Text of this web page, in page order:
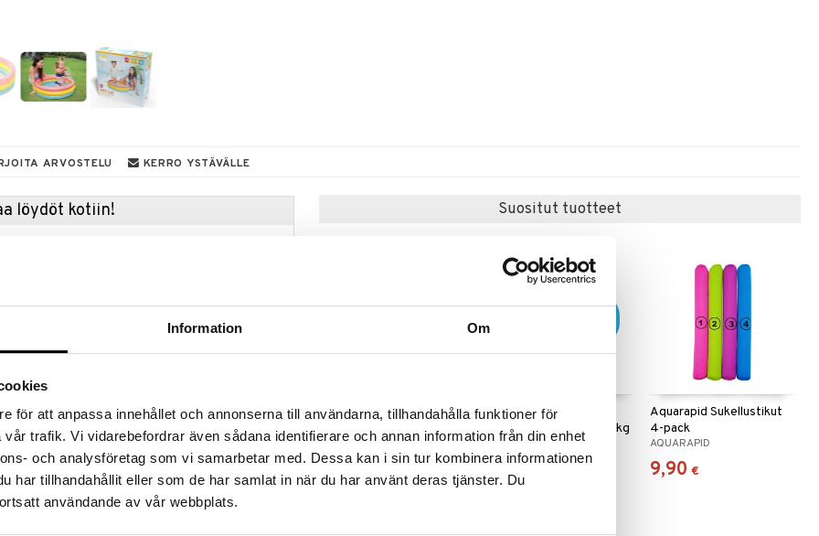
Information Om
för att anpassa innehållet och annonserna till användarna, tillhandahålla funktioner för
trafik. Vi vidarebefordrar även sådana identifierare och annan information från din enhet
och analysföretag som vi samarbetar med. Dessa kan i sin tur kombinera informationen
har tillhandahållit eller som de har samlat in när du har använt deras tjänster. Du
användande av vår webbplats.
ARVOSTELU KERRO YSTÄVÄLLE
löydöt kotiin!
kesäpäiviin! Babypool koostuu kolmesta
pohjasta.
Korjauspaikka mukana. Soveltuu 1-3 -vuotiaille.
Suositut tuotteet
Aquarapid Kellukkeet
Aquaring Roosa 0-30 kg
AQUARAPID
15,90
Aquarapid Kellukkeet
Aquaring Sininen 0-30 kg
AQUARAPID
15,90
Aquarapid Sukellustikut
4-pack
AQUARAPID
9,90 €